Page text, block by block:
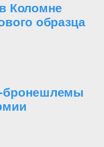
Коломне
образца
бронешлемы